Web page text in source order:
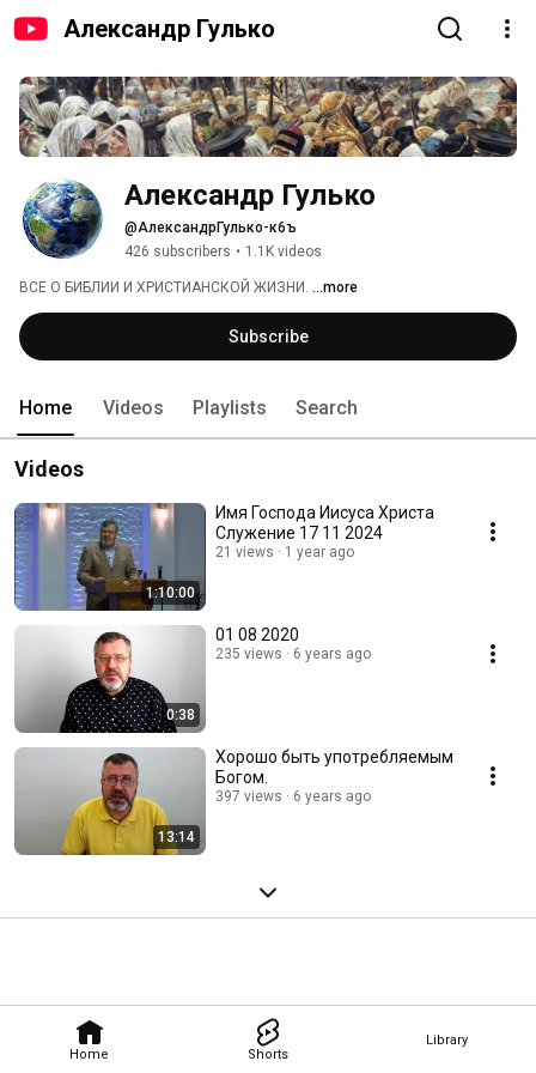
Александр Гулько
Home Shorts
Library
Александр Гулько
@АлександрГулько-к6ъ
426 subscribers • 1.1K videos
ВСЕ О БИБЛИИ И ХРИСТИАНСКОЙ ЖИЗНИ. ...more
Subscribe
Home Videos Playlists Search
Videos
1:10:00
Имя Господа Иисуса Христа
Служение 17 11 2024
21 views 1 year ago
0:38
01 08 2020
235 views 6 years ago
13:14
Хорошо быть употребляемым
Богом.
397 views 6 years ago